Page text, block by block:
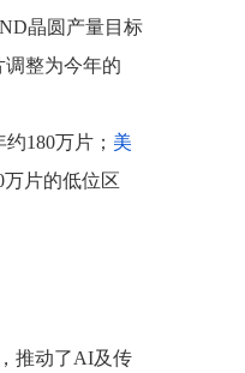
晶圆产量目标
调整为今年的
180万片； 美
片的低位区
推动了AI及传